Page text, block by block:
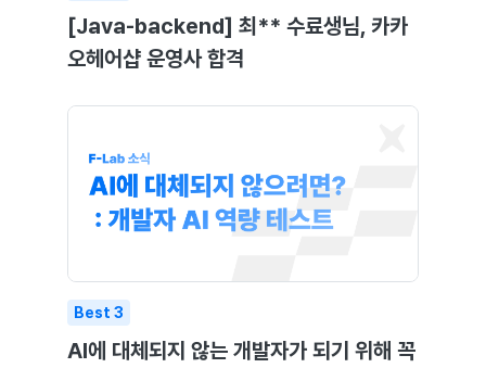
[Java-backend] 최** 수료생님, 카카
오헤어샵 운영사 합격
Best 3
AI에 대체되지 않는 개발자가 되기 위해 꼭